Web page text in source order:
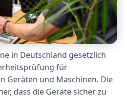
in Deutschland gesetzlich
für
Geräten und Maschinen. Die
dass die Geräte sicher zu